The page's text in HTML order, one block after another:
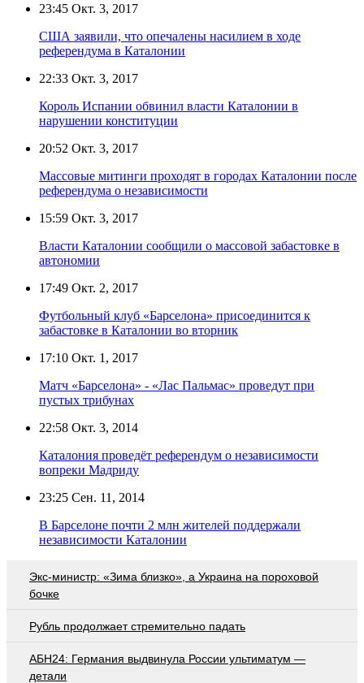
23:45 Окт. 3, 2017
США заявили, что опечалены насилием в ходе
референдума в Каталонии
22:33 Окт. 3, 2017
Король Испании обвинил власти Каталонии в
нарушении конституции
20:52 Окт. 3, 2017
Массовые митинги проходят в городах Каталонии после
референдума о независимости
15:59 Окт. 3, 2017
Власти Каталонии сообщили о массовой забастовке в
автономии
17:49 Окт. 2, 2017
Футбольный клуб «Барселона» присоединится к
забастовке в Каталонии во вторник
17:10 Окт. 1, 2017
Матч «Барселона» - «Лас Пальмас» проведут при
пустых трибунах
22:58 Окт. 3, 2014
Каталония проведёт референдум о независимости
вопреки Мадриду
23:25 Сен. 11, 2014
В Барселоне почти 2 млн жителей поддержали
независимости Каталонии
Экс-министр: «Зима близко», а Украина на пороховой
бочке
Рубль продолжает стремительно падать
АБН24: Германия выдвинула России ультиматум —
детали